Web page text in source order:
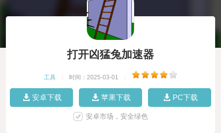
打开凶猛兔加速器
工具 时间：2025-03-01
安卓下载 苹果下载 PC下载
安卓市场，安全绿色